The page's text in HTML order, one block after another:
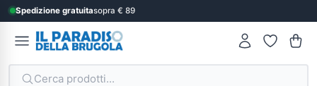
Spedizione gratuitasopra € 89
Cerca prodotti...